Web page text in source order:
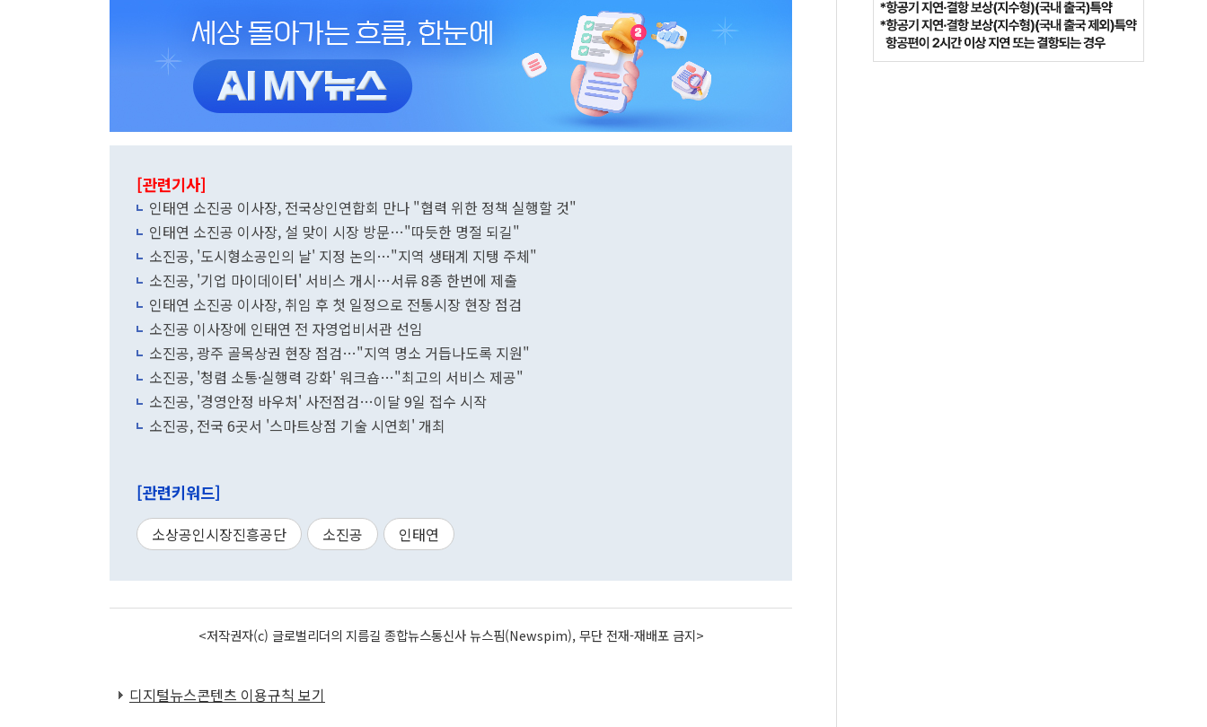
[관련기사]
인태연 소진공 이사장, 전국상인연합회 만나 "협력 위한 정책 실행할 것"
인태연 소진공 이사장, 설 맞이 시장 방문…"따듯한 명절 되길"
소진공, '도시형소공인의 날' 지정 논의…"지역 생태계 지탱 주체"
소진공, '기업 마이데이터' 서비스 개시…서류 8종 한번에 제출
인태연 소진공 이사장, 취임 후 첫 일정으로 전통시장 현장 점검
소진공 이사장에 인태연 전 자영업비서관 선임
소진공, 광주 골목상권 현장 점검…"지역 명소 거듭나도록 지원"
소진공, '청렴 소통·실행력 강화' 워크숍…"최고의 서비스 제공"
소진공, '경영안정 바우처' 사전점검…이달 9일 접수 시작
소진공, 전국 6곳서 '스마트상점 기술 시연회' 개최
[관련키워드]
소상공인시장진흥공단 소진공 인태연
<저작권자(c) 글로벌리더의 지름길 종합뉴스통신사 뉴스핌(Newspim), 무단 전재-재배포 금지>
디지털뉴스콘텐츠 이용규칙 보기